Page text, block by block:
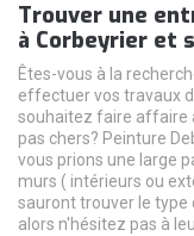
Trouver une
à Corbeyrier et
Êtes-vous à la
effectuer vos travaux
souhaitez faire affaire
pas chers? Peinture
vous prions une large
murs ( intérieurs ou
sauront trouver le type
alors n'hésitez pas à